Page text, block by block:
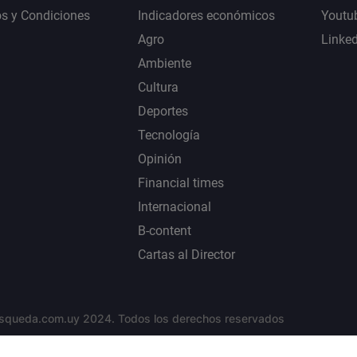
y Condiciones
Indicadores económicos
Agro
Ambiente
Cultura
Deportes
Tecnología
Opinión
Financial times
Internacional
B-content
Cartas al Director
2024. Todos los derechos reservados